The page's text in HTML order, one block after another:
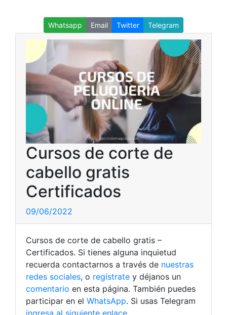
Whatsapp Email Twitter Telegram
Cursos de corte de
cabello gratis
Certificados
09/06/2022
Cursos de corte de cabello gratis –
Certificados. Si tienes alguna inquietud
recuerda contactarnos a través de nuestras
redes sociales, o regístrate y déjanos un
comentario en esta página. También puedes
participar en el WhatsApp. Si usas Telegram
ingresa al siguiente enlace.